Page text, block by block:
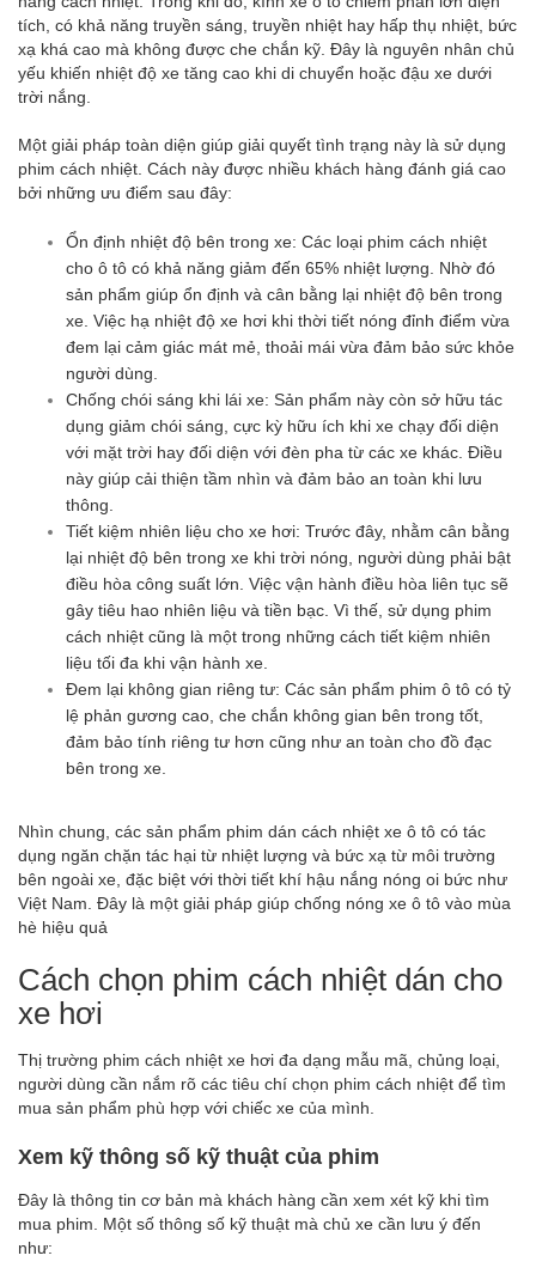
tích, có khả năng truyền sáng, truyền nhiệt hay hấp thụ nhiệt, bức
xạ khá cao mà không được che chắn kỹ. Đây là nguyên nhân chủ
yếu khiến nhiệt độ xe tăng cao khi di chuyển hoặc đậu xe dưới
trời nắng.
Một giải pháp toàn diện giúp giải quyết tình trạng này là sử dụng
phim cách nhiệt. Cách này được nhiều khách hàng đánh giá cao
bởi những ưu điểm sau đây:
Ổn định nhiệt độ bên trong xe: Các loại phim cách nhiệt
cho ô tô có khả năng giảm đến 65% nhiệt lượng. Nhờ đó
sản phẩm giúp ổn định và cân bằng lại nhiệt độ bên trong
xe. Việc hạ nhiệt độ xe hơi khi thời tiết nóng đỉnh điểm vừa
đem lại cảm giác mát mẻ, thoải mái vừa đảm bảo sức khỏe
người dùng.
Chống chói sáng khi lái xe: Sản phẩm này còn sở hữu tác
dụng giảm chói sáng, cực kỳ hữu ích khi xe chạy đối diện
với mặt trời hay đối diện với đèn pha từ các xe khác. Điều
này giúp cải thiện tầm nhìn và đảm bảo an toàn khi lưu
thông.
Tiết kiệm nhiên liệu cho xe hơi: Trước đây, nhằm cân bằng
lại nhiệt độ bên trong xe khi trời nóng, người dùng phải bật
điều hòa công suất lớn. Việc vận hành điều hòa liên tục sẽ
gây tiêu hao nhiên liệu và tiền bạc. Vì thế, sử dụng phim
cách nhiệt cũng là một trong những cách tiết kiệm nhiên
liệu tối đa khi vận hành xe.
Đem lại không gian riêng tư: Các sản phẩm phim ô tô có tỷ
lệ phản gương cao, che chắn không gian bên trong tốt,
đảm bảo tính riêng tư hơn cũng như an toàn cho đồ đạc
bên trong xe.
Nhìn chung, các sản phẩm phim dán cách nhiệt xe ô tô có tác
dụng ngăn chặn tác hại từ nhiệt lượng và bức xạ từ môi trường
bên ngoài xe, đặc biệt với thời tiết khí hậu nắng nóng oi bức như
Việt Nam. Đây là một giải pháp giúp chống nóng xe ô tô vào mùa
hè hiệu quả
Cách chọn phim cách nhiệt dán cho
xe hơi
Thị trường phim cách nhiệt xe hơi đa dạng mẫu mã, chủng loại,
người dùng cần nắm rõ các tiêu chí chọn phim cách nhiệt để tìm
mua sản phẩm phù hợp với chiếc xe của mình.
Xem kỹ thông số kỹ thuật của phim
Đây là thông tin cơ bản mà khách hàng cần xem xét kỹ khi tìm
mua phim. Một số thông số kỹ thuật mà chủ xe cần lưu ý đến
như: